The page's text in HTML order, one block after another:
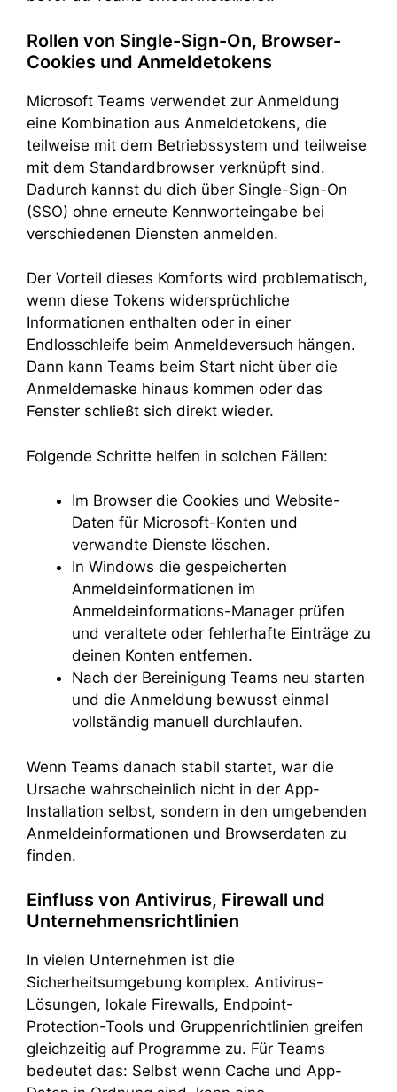
Rollen von Single-Sign-On, Browser-
Cookies und Anmeldetokens
Microsoft Teams verwendet zur Anmeldung
eine Kombination aus Anmeldetokens, die
teilweise mit dem Betriebssystem und teilweise
mit dem Standardbrowser verknüpft sind.
Dadurch kannst du dich über Single-Sign-On
(SSO) ohne erneute Kennworteingabe bei
verschiedenen Diensten anmelden.
Der Vorteil dieses Komforts wird problematisch,
wenn diese Tokens widersprüchliche
Informationen enthalten oder in einer
Endlosschleife beim Anmeldeversuch hängen.
Dann kann Teams beim Start nicht über die
Anmeldemaske hinaus kommen oder das
Fenster schließt sich direkt wieder.
Folgende Schritte helfen in solchen Fällen:
Im Browser die Cookies und Website-
Daten für Microsoft-Konten und
verwandte Dienste löschen.
In Windows die gespeicherten
Anmeldeinformationen im
Anmeldeinformations-Manager prüfen
und veraltete oder fehlerhafte Einträge zu
deinen Konten entfernen.
Nach der Bereinigung Teams neu starten
und die Anmeldung bewusst einmal
vollständig manuell durchlaufen.
Wenn Teams danach stabil startet, war die
Ursache wahrscheinlich nicht in der App-
Installation selbst, sondern in den umgebenden
Anmeldeinformationen und Browserdaten zu
finden.
Einfluss von Antivirus, Firewall und
Unternehmensrichtlinien
In vielen Unternehmen ist die
Sicherheitsumgebung komplex. Antivirus-
Lösungen, lokale Firewalls, Endpoint-
Protection-Tools und Gruppenrichtlinien greifen
gleichzeitig auf Programme zu. Für Teams
bedeutet das: Selbst wenn Cache und App-